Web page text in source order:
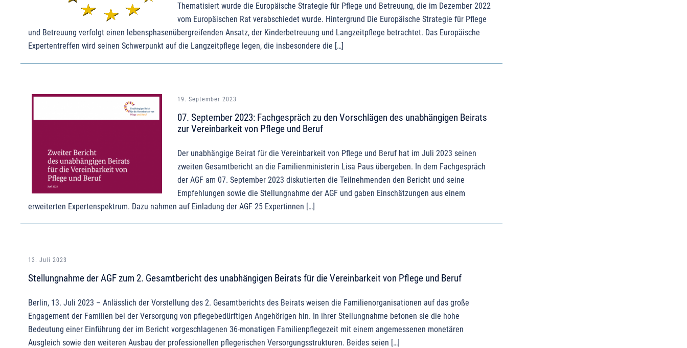
Thematisiert wurde die Europäische Strategie für Pflege und Betreuung, die im Dezember 2022
vom Europäischen Rat verabschiedet wurde. Hintergrund Die Europäische Strategie für Pflege
und Betreuung verfolgt einen lebensphasenübergreifenden Ansatz, der Kinderbetreuung und Langzeitpflege betrachtet. Das Europäische
Expertentreffen wird seinen Schwerpunkt auf die Langzeitpflege legen, die insbesondere die […]
19. September 2023
07. September 2023: Fachgespräch zu den Vorschlägen des unabhängigen Beirats
zur Vereinbarkeit von Pflege und Beruf
Der unabhängige Beirat für die Vereinbarkeit von Pflege und Beruf hat im Juli 2023 seinen
zweiten Gesamtbericht an die Familienministerin Lisa Paus übergeben. In dem Fachgespräch
der AGF am 07. September 2023 diskutierten die Teilnehmenden den Bericht und seine
Empfehlungen sowie die Stellungnahme der AGF und gaben Einschätzungen aus einem
erweiterten Expertenspektrum. Dazu nahmen auf Einladung der AGF 25 Expertinnen […]
13. Juli 2023
Stellungnahme der AGF zum 2. Gesamtbericht des unabhängigen Beirats für die Vereinbarkeit von Pflege und Beruf
Berlin, 13. Juli 2023 – Anlässlich der Vorstellung des 2. Gesamtberichts des Beirats weisen die Familienorganisationen auf das große
Engagement der Familien bei der Versorgung von pflegebedürftigen Angehörigen hin. In ihrer Stellungnahme betonen sie die hohe
Bedeutung einer Einführung der im Bericht vorgeschlagenen 36-monatigen Familienpflegezeit mit einem angemessenen monetären
Ausgleich sowie den weiteren Ausbau der professionellen pflegerischen Versorgungsstrukturen. Beides seien […]